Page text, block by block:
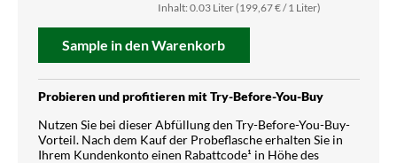
Inhalt: 0.03 Liter(199,67 € / 1 Liter)
Sample in den Warenkorb
Probieren und profitieren mit Try-Before-You-Buy
Nutzen Sie bei dieser Abfüllung den Try-Before-You-Buy-
Vorteil. Nach dem Kauf der Probeflasche erhalten Sie in
Ihrem Kundenkonto einen Rabattcode¹ in Höhe des